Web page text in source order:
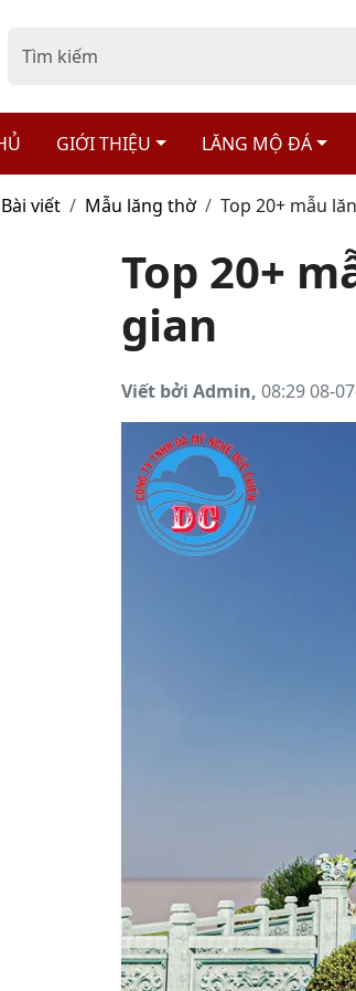
GIỚI THIỆU LĂNG MỘ ĐÁ
Bài viết Mẫu lăng thờ Top 20+ mẫu
Top 20+
gian
Viết bởi Admin, 08:29 08-